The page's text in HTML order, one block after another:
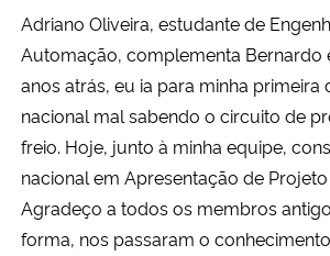
Adriano Oliveira, estudante de
Automação, complementa Bernardo
anos atrás, eu ia para minha primeira
nacional mal sabendo o circuito de
freio. Hoje, junto à minha equipe,
nacional em Apresentação de
Agradeço a todos os membros
forma, nos passaram o